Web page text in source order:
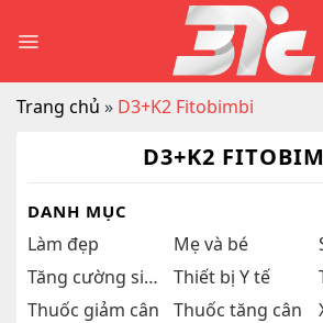
Trang chủ » D3+K2 Fitobimbi
D3+K2
DANH MỤC
Làm đẹp Mẹ và bé
Tăng cường sinh lý
Thiết bị Y tế
Thuốc giảm cân
Thuốc tăng cân